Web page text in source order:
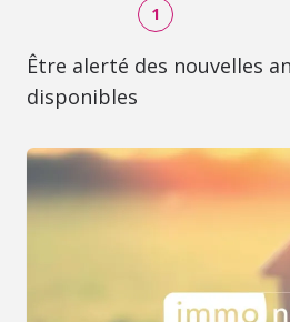
1
Être alerté des nouvelles
disponibles